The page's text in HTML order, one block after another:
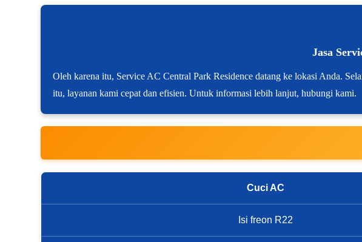
Jasa
Oleh karena itu, Service AC Central Park Residence datang ke lokasi Anda.
itu, layanan kami cepat dan efisien. Untuk informasi lebih lanjut, hubungi kami.
Cuci AC
Isi freon R22